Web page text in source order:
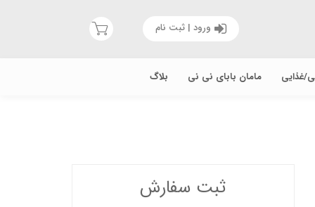
ورود | ثبت نام
غذایی مامان بابای نی نی بلاگ
ثبت سفارش